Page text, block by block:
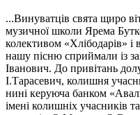
...Винуватців свята щиро
музичної школи Ярема
колективом «Хлібодарів» і
нашу пісню сприймали із
Іванович. До привітань
І.Тарасевич, колишня
нині керуюча банком
імені колишніх учасників